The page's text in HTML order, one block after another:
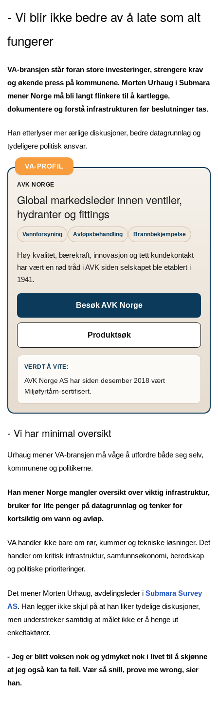
- Vi blir ikke bedre av å late som alt
fungerer
VA-bransjen står foran store investeringer, strengere krav
og økende press på kommunene. Morten Urhaug i Submara
mener Norge må bli langt flinkere til å kartlegge,
dokumentere og forstå infrastrukturen før beslutninger tas.
Han etterlyser mer ærlige diskusjoner, bedre datagrunnlag og
tydeligere politisk ansvar.
VA-PROFIL
AVK NORGE
Global markedsleder innen ventiler,
hydranter og fittings
Vannforsyning Avløpsbehandling Brannbekjempelse
Høy kvalitet, bærekraft, innovasjon og tett kundekontakt
har vært en rød tråd i AVK siden selskapet ble etablert i
1941.
Besøk AVK Norge
Produktsøk
VERDT Å VITE:
AVK Norge AS har siden desember 2018 vært
Miljøfyrtårn-sertifisert.
- Vi har minimal oversikt
Urhaug mener VA-bransjen må våge å utfordre både seg selv,
kommunene og politikerne.
Han mener Norge mangler oversikt over viktig infrastruktur,
bruker for lite penger på datagrunnlag og tenker for
kortsiktig om vann og avløp.
VA handler ikke bare om rør, kummer og tekniske løsninger. Det
handler om kritisk infrastruktur, samfunnsøkonomi, beredskap
og politiske prioriteringer.
Det mener Morten Urhaug, avdelingsleder i Submara Survey
AS. Han legger ikke skjul på at han liker tydelige diskusjoner,
men understreker samtidig at målet ikke er å henge ut
enkeltaktører.
- Jeg er blitt voksen nok og ydmyket nok i livet til å skjønne
at jeg også kan ta feil. Vær så snill, prove me wrong, sier
han.